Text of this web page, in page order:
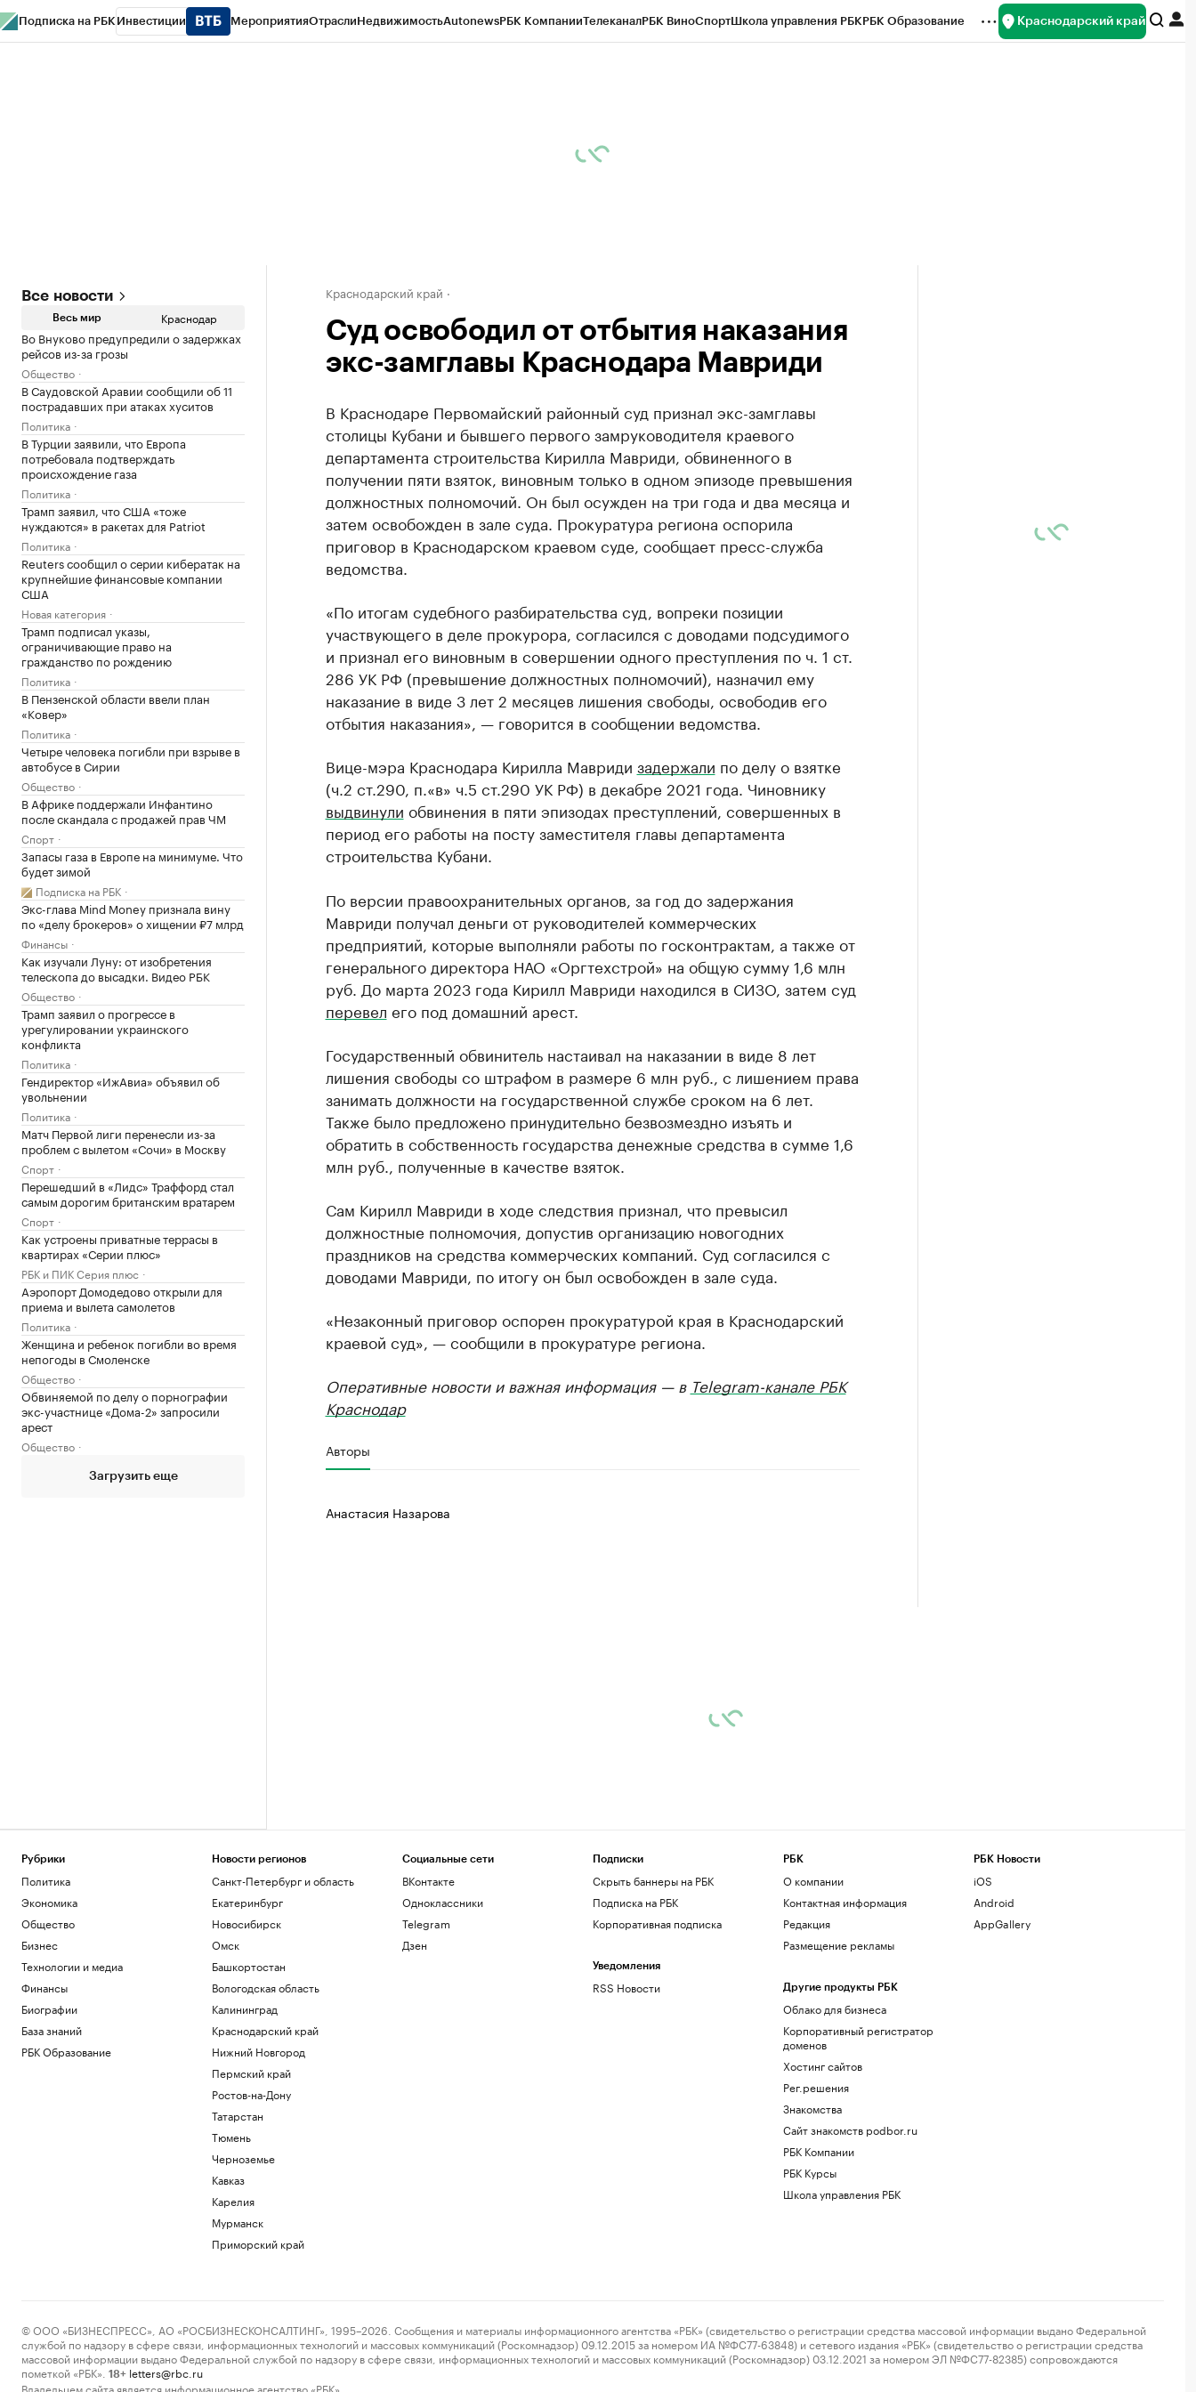
Подписка на РБК Инвестиции МероприятияОтраслиНедвижимостьAutonewsРБК КомпанииТелеканалРБК ВиноСпортШкола управления РБКРБК Образование Краснодарский край
Все новости
Весь мир Краснодар
Во Внуково предупредили о задержках
рейсов из-за грозы
Общество
В Саудовской Аравии сообщили об 11
пострадавших при атаках хуситов
Политика
В Турции заявили, что Европа
потребовала подтверждать
происхождение газа
Политика
Трамп заявил, что США «тоже
нуждаются» в ракетах для Patriot
Политика
Reuters сообщил о серии кибератак на
крупнейшие финансовые компании
США
Новая категория
Трамп подписал указы,
ограничивающие право на
гражданство по рождению
Политика
В Пензенской области ввели план
«Ковер»
Политика
Четыре человека погибли при взрыве в
автобусе в Сирии
Общество
В Африке поддержали Инфантино
после скандала с продажей прав ЧМ
Спорт
Запасы газа в Европе на минимуме. Что
будет зимой
Подписка на РБК
Экс-глава Mind Money признала вину
по «делу брокеров» о хищении ₽7 млрд
Финансы
Как изучали Луну: от изобретения
телескопа до высадки. Видео РБК
Общество
Трамп заявил о прогрессе в
урегулировании украинского
конфликта
Политика
Гендиректор «ИжАвиа» объявил об
увольнении
Политика
Матч Первой лиги перенесли из-за
проблем с вылетом «Сочи» в Москву
Спорт
Перешедший в «Лидс» Траффорд стал
самым дорогим британским вратарем
Спорт
Как устроены приватные террасы в
квартирах «Серии плюс»
РБК и ПИК Серия плюс
Аэропорт Домодедово открыли для
приема и вылета самолетов
Политика
Женщина и ребенок погибли во время
непогоды в Смоленске
Общество
Обвиняемой по делу о порнографии
экс-участнице «Дома-2» запросили
арест
Общество
Загрузить еще
Краснодарский край
Суд освободил от отбытия наказания
экс-замглавы Краснодара Мавриди
В Краснодаре Первомайский районный суд признал экс-замглавы
столицы Кубани и бывшего первого замруководителя краевого
департамента строительства Кирилла Мавриди, обвиненного в
получении пяти взяток, виновным только в одном эпизоде превышения
должностных полномочий. Он был осужден на три года и два месяца и
затем освобожден в зале суда. Прокуратура региона оспорила
приговор в Краснодарском краевом суде, сообщает пресс-служба
ведомства.
«По итогам судебного разбирательства суд, вопреки позиции
участвующего в деле прокурора, согласился с доводами подсудимого
и признал его виновным в совершении одного преступления по ч. 1 ст.
286 УК РФ (превышение должностных полномочий), назначил ему
наказание в виде 3 лет 2 месяцев лишения свободы, освободив его
отбытия наказания», — говорится в сообщении ведомства.
Вице-мэра Краснодара Кирилла Мавриди задержали по делу о взятке
(ч.2 ст.290, п.«в» ч.5 ст.290 УК РФ) в декабре 2021 года. Чиновнику
выдвинули обвинения в пяти эпизодах преступлений, совершенных в
период его работы на посту заместителя главы департамента
строительства Кубани.
По версии правоохранительных органов, за год до задержания
Мавриди получал деньги от руководителей коммерческих
предприятий, которые выполняли работы по госконтрактам, а также от
генерального директора НАО «Оргтехстрой» на общую сумму 1,6 млн
руб. До марта 2023 года Кирилл Мавриди находился в СИЗО, затем суд
перевел его под домашний арест.
Государственный обвинитель настаивал на наказании в виде 8 лет
лишения свободы со штрафом в размере 6 млн руб., с лишением права
занимать должности на государственной службе сроком на 6 лет.
Также было предложено принудительно безвозмездно изъять и
обратить в собственность государства денежные средства в сумме 1,6
млн руб., полученные в качестве взяток.
Сам Кирилл Мавриди в ходе следствия признал, что превысил
должностные полномочия, допустив организацию новогодних
праздников на средства коммерческих компаний. Суд согласился с
доводами Мавриди, по итогу он был освобожден в зале суда.
«Незаконный приговор оспорен прокуратурой края в Краснодарский
краевой суд», — сообщили в прокуратуре региона.
Оперативные новости и важная информация — в Telegram-канале РБК
Краснодар
Авторы
Анастасия Назарова
Рубрики
Политика
Экономика
Общество
Бизнес
Технологии и медиа
Финансы
Биографии
База знаний
РБК Образование
Новости регионов
Санкт-Петербург и область
Екатеринбург
Новосибирск
Омск
Башкортостан
Вологодская область
Калининград
Краснодарский край
Нижний Новгород
Пермский край
Ростов-на-Дону
Татарстан
Тюмень
Черноземье
Кавказ
Карелия
Мурманск
Приморский край
Социальные сети
ВКонтакте
Одноклассники
Telegram
Дзен
Подписки
Скрыть баннеры на РБК
Подписка на РБК
Корпоративная подписка
Уведомления
RSS Новости
РБК
О компании
Контактная информация
Редакция
Размещение рекламы
Другие продукты РБК
Облако для бизнеса
Корпоративный регистратор
доменов
Хостинг сайтов
Рег.решения
Знакомства
Сайт знакомств podbor.ru
РБК Компании
РБК Курсы
Школа управления РБК
РБК Новости
iOS
Android
AppGallery
© ООО «БИЗНЕСПРЕСС», АО «РОСБИЗНЕСКОНСАЛТИНГ», 1995–2026. Сообщения и материалы информационного агентства «РБК» (свидетельство о регистрации средства массовой информации выдано Федеральной
службой по надзору в сфере связи, информационных технологий и массовых коммуникаций (Роскомнадзор) 09.12.2015 за номером ИА №ФС77-63848) и сетевого издания «РБК» (свидетельство о регистрации средства
массовой информации выдано Федеральной службой по надзору в сфере связи, информационных технологий и массовых коммуникаций (Роскомнадзор) 03.12.2021 за номером ЭЛ №ФС77-82385) сопровождаются
пометкой «РБК».
18+ letters@rbc.ru
Владельцем сайта является информационное агентство «РБК».